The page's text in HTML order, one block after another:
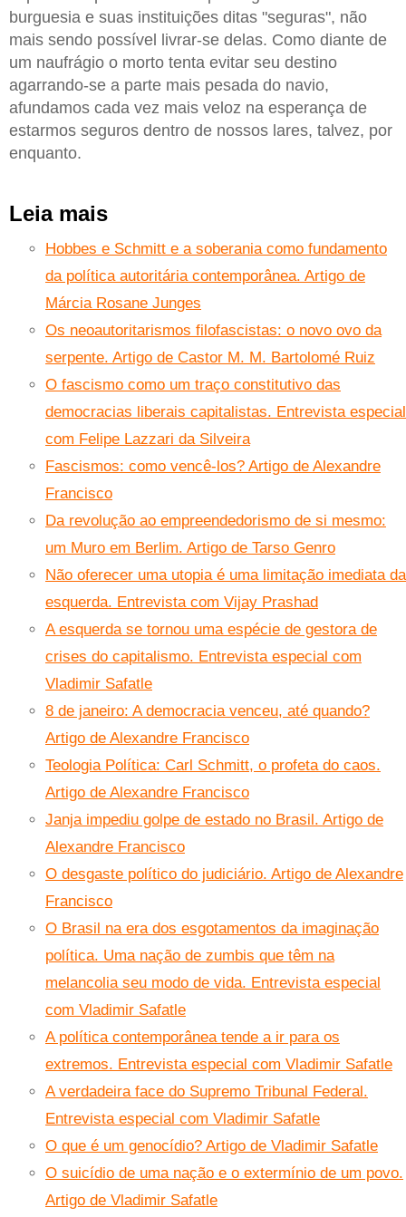
burguesia e suas instituições ditas "seguras", não
mais sendo possível livrar-se delas. Como diante de
um naufrágio o morto tenta evitar seu destino
agarrando-se a parte mais pesada do navio,
afundamos cada vez mais veloz na esperança de
estarmos seguros dentro de nossos lares, talvez, por
enquanto.
Leia mais
Hobbes e Schmitt e a soberania como fundamento
da política autoritária contemporânea. Artigo de
Márcia Rosane Junges
Os neoautoritarismos filofascistas: o novo ovo da
serpente. Artigo de Castor M. M. Bartolomé Ruiz
O fascismo como um traço constitutivo das
democracias liberais capitalistas. Entrevista especial
com Felipe Lazzari da Silveira
Fascismos: como vencê-los? Artigo de Alexandre
Francisco
Da revolução ao empreendedorismo de si mesmo:
um Muro em Berlim. Artigo de Tarso Genro
Não oferecer uma utopia é uma limitação imediata da
esquerda. Entrevista com Vijay Prashad
A esquerda se tornou uma espécie de gestora de
crises do capitalismo. Entrevista especial com
Vladimir Safatle
8 de janeiro: A democracia venceu, até quando?
Artigo de Alexandre Francisco
Teologia Política: Carl Schmitt, o profeta do caos.
Artigo de Alexandre Francisco
Janja impediu golpe de estado no Brasil. Artigo de
Alexandre Francisco
O desgaste político do judiciário. Artigo de Alexandre
Francisco
O Brasil na era dos esgotamentos da imaginação
política. Uma nação de zumbis que têm na
melancolia seu modo de vida. Entrevista especial
com Vladimir Safatle
A política contemporânea tende a ir para os
extremos. Entrevista especial com Vladimir Safatle
A verdadeira face do Supremo Tribunal Federal.
Entrevista especial com Vladimir Safatle
O que é um genocídio? Artigo de Vladimir Safatle
O suicídio de uma nação e o extermínio de um povo.
Artigo de Vladimir Safatle